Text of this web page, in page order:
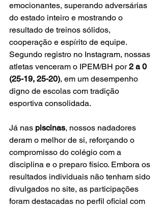
emocionantes, superando adversárias
do estado inteiro e mostrando o
resultado de treinos sólidos,
cooperação e espírito de equipe.
Segundo registro no Instagram, nossas
atletas venceram o IPEM/BH por 2 a 0
(25-19, 25-20), em um desempenho
digno de escolas com tradição
esportiva consolidada.
Já nas piscinas, nossos nadadores
deram o melhor de si, reforçando o
compromisso do colégio com a
disciplina e o preparo físico. Embora os
resultados individuais não tenham sido
divulgados no site, as participações
foram destacadas no perfil oficial com